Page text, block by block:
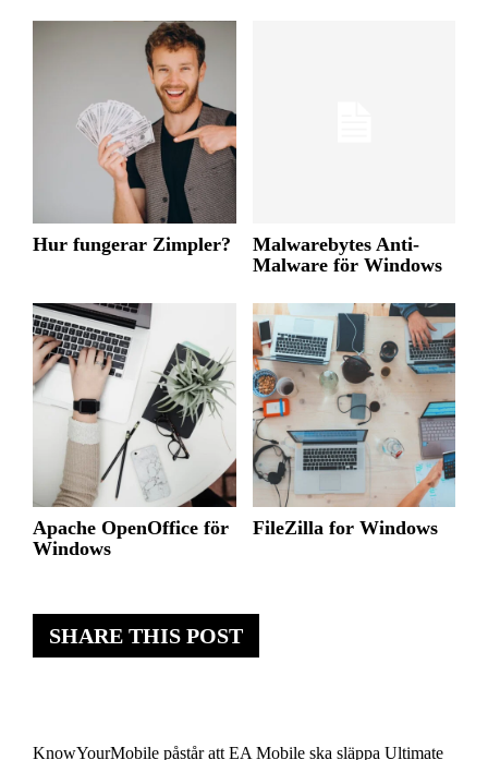
SHARE THIS POST
KnowYourMobile påstår att EA Mobile ska släppa Ultimate
Hur fungerar Zimpler?
Malwarebytes Anti-
Malware för Windows
Apache OpenOffice för
Windows
FileZilla for Windows